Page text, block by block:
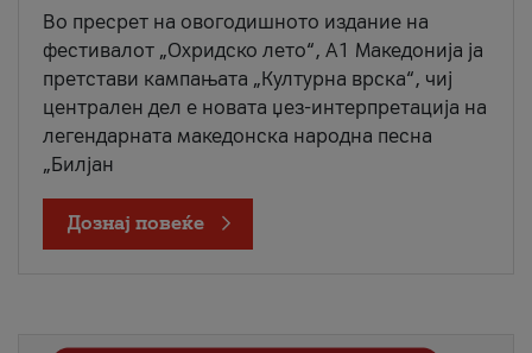
Во пресрет на овогодишното издание на
фестивалот „Охридско лето“, А1 Македонија ја
претстави кампањата „Културна врска“, чиј
централен дел е новата џез-интерпретација на
легендарната македонска народна песна
„Билјан
Дознај повеќе